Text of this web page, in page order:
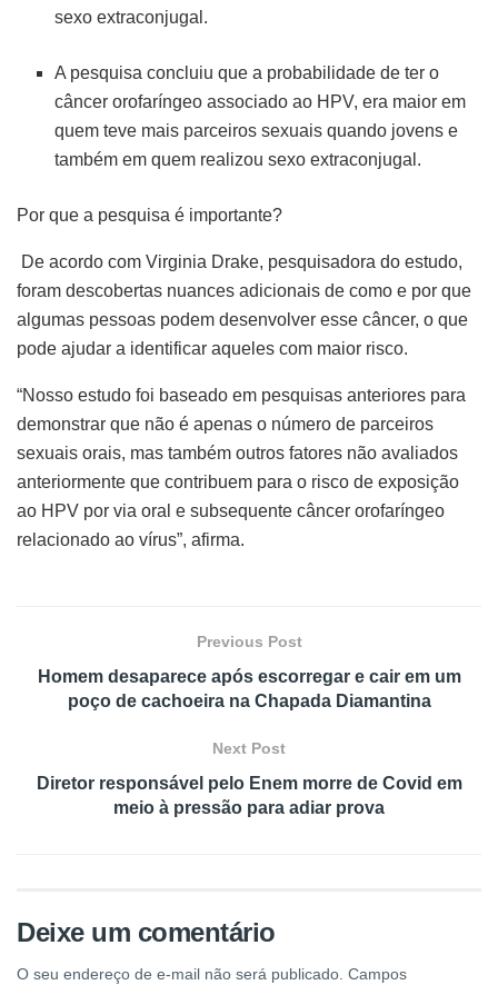
sexo extraconjugal.
A pesquisa concluiu que a probabilidade de ter o
câncer orofaríngeo associado ao HPV, era maior em
quem teve mais parceiros sexuais quando jovens e
também em quem realizou sexo extraconjugal.
Por que a pesquisa é importante?
De acordo com Virginia Drake, pesquisadora do estudo,
foram descobertas nuances adicionais de como e por que
algumas pessoas podem desenvolver esse câncer, o que
pode ajudar a identificar aqueles com maior risco.
“Nosso estudo foi baseado em pesquisas anteriores para
demonstrar que não é apenas o número de parceiros
sexuais orais, mas também outros fatores não avaliados
anteriormente que contribuem para o risco de exposição
ao HPV por via oral e subsequente câncer orofaríngeo
relacionado ao vírus”, afirma.
Previous Post
Homem desaparece após escorregar e cair em um
poço de cachoeira na Chapada Diamantina
Next Post
Diretor responsável pelo Enem morre de Covid em
meio à pressão para adiar prova
Deixe um comentário
O seu endereço de e-mail não será publicado. Campos